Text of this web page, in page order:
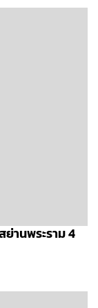
านพระราม 4